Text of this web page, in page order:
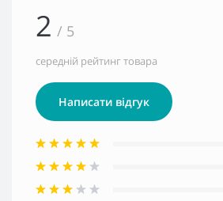
2 / 5
середній рейтинг товара
Написати відгук